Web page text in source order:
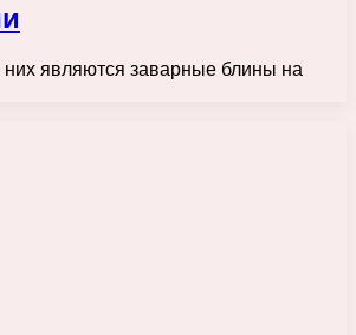
являются заварные блины на